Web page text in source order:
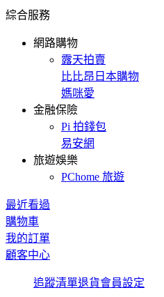
綜合服務
網路購物
露天拍賣
比比昂日本購物
媽咪愛
金融保險
Pi 拍錢包
易安網
旅遊娛樂
PChome 旅遊
最近看過
購物車
我的訂單
顧客中心
追蹤清單退貨會員設定